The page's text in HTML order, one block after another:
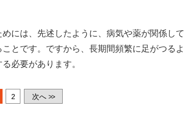
には、先述したように、病気や薬が関係して
とです。ですから、長期間頻繁に足がつるよ
必要があります。
2 次へ >>